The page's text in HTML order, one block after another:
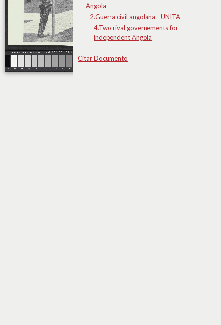
Angola
2.Guerra civil angolana - UNITA
4.Two rival governements for
independent Angola
Citar Documento